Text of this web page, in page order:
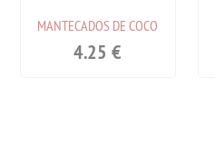
MANTECADOS DE COCO
4.25 €